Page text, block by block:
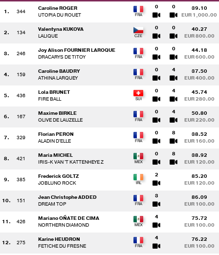
1. 344
Caroline ROGER
UTOPIA DU ROUET
0 0 39.10
EUR 1,000.00
2. 134
Valentyna KUKOVA
LALIQUE
0 0 40.27
EUR 800.00
3. 246
Joy Alison FOURNIER LAROQUE
DRACARYS DE TITOY
0 0 44.18
EUR 600.00
4. 159
Caroline BAUDRY
ATHINA LARQUEY
0 4 37.50
EUR 400.00
5. 436
Lola BRUNET
FIRE BALL
0 4 45.74
EUR 280.00
6. 167
Maxime BIRKLE
OLIVE DE LAUZELLE
0 4 50.80
EUR 220.00
7. 329
Florian PERON
ALADIN D'ELLE
0 8 38.52
EUR 160.00
8. 421
Maria MICHEL
IRIS-K VAN 'T KATTENHEYE Z
0 8 38.92
EUR 120.00
9. 385
Frederick GOLTZ
JOBLUNO ROCK
2 85.20
EUR 120.00
10. 151
Jean Christophe ADDED
DREAM TOP
3 86.09
EUR 100.00
11. 426
Mariano OÑATE DE CIMA
NORTHERN DIAMOND
4 75.72
EUR 100.00
12. 275
Karine HEUDRON
FETICHE DU FRESNE
4 76.22
EUR 100.00